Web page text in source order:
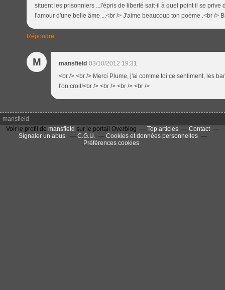
situent les prisonniers ...l'épris de liberté sait-il à quel point il se prive
l'amour d'une belle âme ...<br /> J'aime beaucoup ton poème .<br />
Répondre
M mansfield 03/10/2012 19:31
<br /> <br /> Merci Plume, j'ai comme toi ce sentiment, les
l'on croit!<br /> <br /> <br /> <br />
mansfield
Voir le profil de mansfield sur le portail Overblog Top articles
Contact
Signaler un abus
C.G.U.
Cookies et données personnelles
Préférences cookies